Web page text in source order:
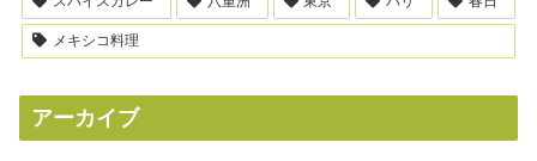
メキシコ料理
アーカイブ